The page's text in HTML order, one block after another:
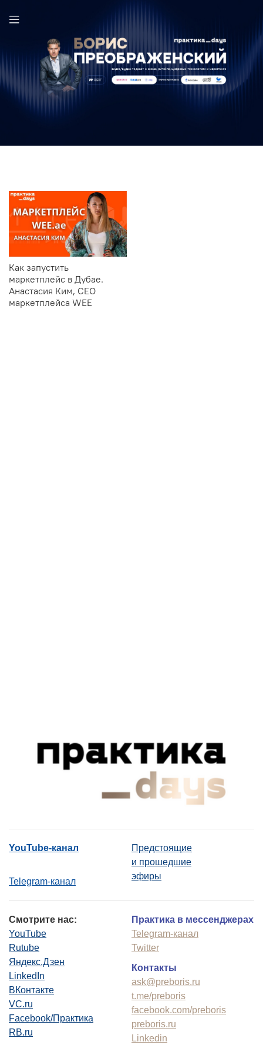
Как запустить
маркетплейс в Дубае.
Анастасия Ким, CEO
маркетплейса WEE
YouTube-канал
Telegram-канал
Предстоящие
и прошедшие
эфиры
Смотрите нас:
YouTube
Rutube
Яндекс.Дзен
LinkedIn
ВКонтакте
VC.ru
Facebook/Практика
RB.ru
Практика в мессенджерах
Telegram-канал
Twitter
Контакты
ask@preboris.ru
t.me/preboris
facebook.com/preboris
preboris.ru
Linkedin